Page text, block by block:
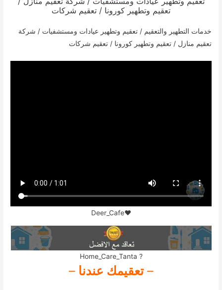
تعقيم وتطهير كورونا / تعقيم شركات
خدمات التطهير والتعقيم / تعقيم وتطهير عيادات ومستشفيات / شركة
تعقيم منازل / تعقيم وتطهير كورونا / تعقيم شركات
❤Deer_Cafe
? Home_Care_Tanta
–تعقيمك عندنا–